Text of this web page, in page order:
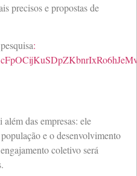
precisos e propostas de
:
das empresas: ele
e o desenvolvimento
coletivo será